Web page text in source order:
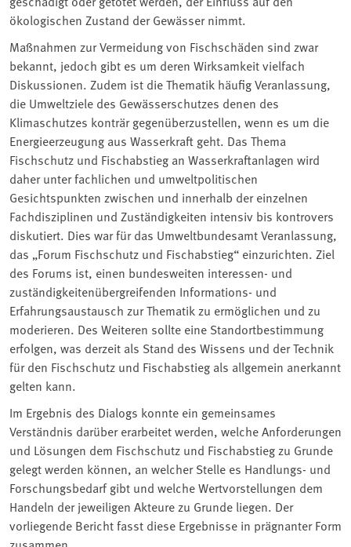
ökologischen Zustand der Gewässer nimmt.
Maßnahmen zur Vermeidung von Fischschäden sind zwar
bekannt, jedoch gibt es um deren Wirksamkeit vielfach
Diskussionen. Zudem ist die Thematik häufig Veranlassung,
die Umweltziele des Gewässerschutzes denen des
Klimaschutzes konträr gegenüberzustellen, wenn es um die
Energieerzeugung aus Wasserkraft geht. Das Thema
Fischschutz und Fischabstieg an Wasserkraftanlagen wird
daher unter fachlichen und umweltpolitischen
Gesichtspunkten zwischen und innerhalb der einzelnen
Fachdisziplinen und Zuständigkeiten intensiv bis kontrovers
diskutiert. Dies war für das Umweltbundesamt Veranlassung,
das „Forum Fischschutz und Fischabstieg“ einzurichten. Ziel
des Forums ist, einen bundesweiten interessen- und
zuständigkeitenübergreifenden Informations- und
Erfahrungsaustausch zur Thematik zu ermöglichen und zu
moderieren. Des Weiteren sollte eine Standortbestimmung
erfolgen, was derzeit als Stand des Wissens und der Technik
für den Fischschutz und Fischabstieg als allgemein anerkannt
gelten kann.
Im Ergebnis des Dialogs konnte ein gemeinsames
Verständnis darüber erarbeitet werden, welche Anforderungen
und Lösungen dem Fischschutz und Fischabstieg zu Grunde
gelegt werden können, an welcher Stelle es Handlungs- und
Forschungsbedarf gibt und welche Wertvorstellungen dem
Handeln der jeweiligen Akteure zu Grunde liegen. Der
vorliegende Bericht fasst diese Ergebnisse in prägnanter Form
zusammen.